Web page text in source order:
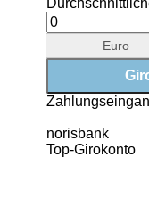
Euro
norisbank
Top-Girokonto